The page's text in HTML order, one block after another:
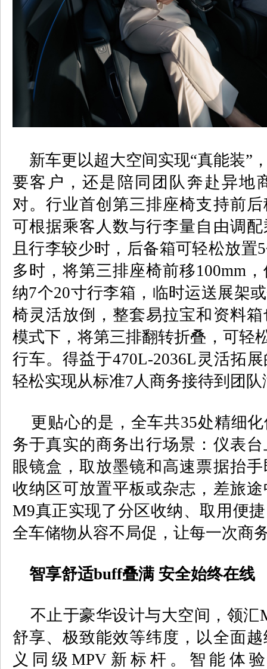
新车更以超大空间实现“真能装”
要客户，还是陪同团队奔赴异地
对。行业首创第三排座椅支持前
可根据乘客人数与行李量自由调
且行李较少时，后备箱可轻松放置5
多时，将第三排座椅前移100mm
纳7个20寸行李箱，临时运送展架
椅灵活放倒，整套易拉宝和资料
模式下，将第三排翻转折叠，可轻
行车。得益于470L-2036L 灵活拓
轻松实现从标准7 人商务接待到团
更贴心的是，全车共35处精细
务于真实的商务出行场景：仪表
眼镜盒，取放墨镜和高速票据抬
收纳区可放置平板或杂志，差旅
M9真正实现了分区收纳、取用便
全车储物从容不局促，让每一次商
智享舒适buff叠满 安全始终在线
不止于豪华设计与大空间，领汇
舒享、极致能效等纬度，以全面
义同级MPV 新标杆。智能体